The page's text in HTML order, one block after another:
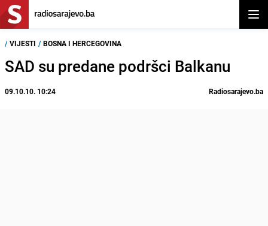
/ VIJESTI / BOSNA I HERCEGOVINA
SAD su predane podršci Balkanu
09.10.10. 10:24 Radiosarajevo.ba